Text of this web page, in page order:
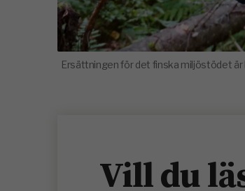
Ersättningen för det finska miljöstödet
Vill du